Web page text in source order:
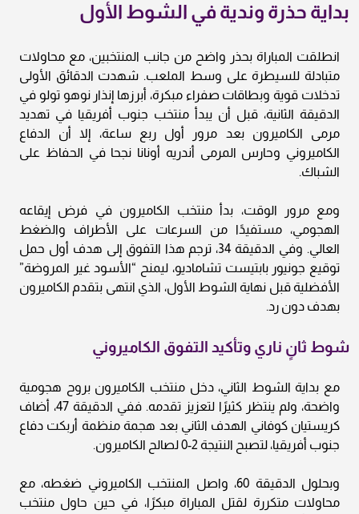
بداية حذرة وندية في الشوط الأول
انطلقت المباراة بحذر واضح من جانب المنتخبين، مع محاولات
متبادلة للسيطرة على وسط الملعب. شهدت الدقائق الأولى
تدخلات قوية وبطاقات صفراء مبكرة، أبرزها إنذار نوهو تولو في
الدقيقة الثانية، قبل أن يبدأ منتخب جنوب أفريقيا في تهديد
مرمى الكاميرون بعد مرور أول ربع ساعة، إلا أن الدفاع
الكاميروني وحارس المرمى أندريه أونانا نجحا في الحفاظ على
الشباك.
ومع مرور الوقت، بدأ منتخب الكاميرون في فرض إيقاعه
الهجومي، مستفيدًا من السرعات على الأطراف والضغط
العالي. وفي الدقيقة 34، ترجم هذا التفوق إلى هدف أول حمل
توقيع جونيور بابتيست تشاماديو، ليمنح “الأسود غير المروضة”
الأفضلية قبل نهاية الشوط الأول، الذي انتهى بتقدم الكاميرون
بهدف دون رد.
شوط ثانٍ ناري وتأكيد التفوق الكاميروني
مع بداية الشوط الثاني، دخل منتخب الكاميرون بروح هجومية
واضحة، ولم ينتظر كثيرًا لتعزيز تقدمه. ففي الدقيقة 47، أضاف
كريستيان كوفاني الهدف الثاني بعد هجمة منظمة أربكت دفاع
جنوب أفريقيا، لتصبح النتيجة 2-0 لصالح الكاميرون.
وبحلول الدقيقة 60، واصل المنتخب الكاميروني ضغطه، مع
محاولات متكررة لقتل المباراة مبكرًا، في حين حاول منتخب